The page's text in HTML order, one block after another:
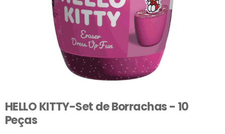
HELLO KITTY-Set de Borrachas - 10
Peças